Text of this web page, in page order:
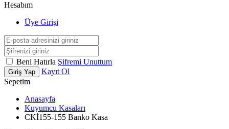
Hesabım
Üye Girişi
Beni Hatırla Şifremi Unuttum
Giriş Yap
Kayıt Ol
Sepetim
Anasayfa
Kuyumcu Kasaları
CKİ155-155 Banko Kasa